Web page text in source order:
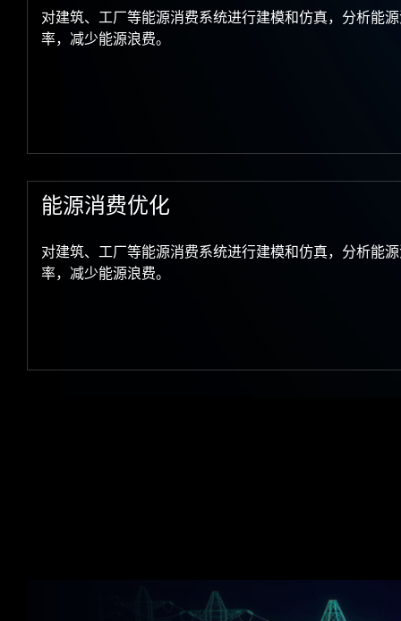
对建筑、工厂等能源消费系统进行建模和仿真，分析能
率，减少能源浪费。
能源消费优化
对建筑、工厂等能源消费系统进行建模和仿真，分析能
率，减少能源浪费。